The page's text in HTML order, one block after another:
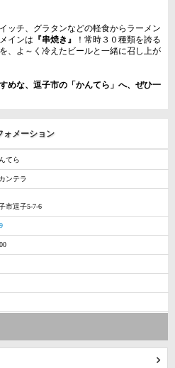
ッチ、グラタンなどの軽食からラーメン
インは 『串焼き』
！常時３０種類を誇る
、よ～く冷えたビールと一緒に召し上が
めな、逗子市の「かんてら」へ、ぜひ一
ォメーション
てら
ンテラ
市逗子5-7-6